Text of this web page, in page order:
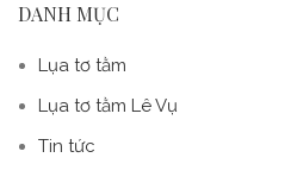
DANH MỤC
Lụa tơ tằm
Lụa tơ tằm Lê Vụ
Tin tức